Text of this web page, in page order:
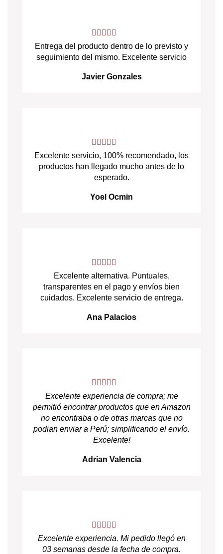
Entrega del producto dentro de lo previsto y
seguimiento del mismo. Excelente servicio
Javier Gonzales
Excelente servicio, 100% recomendado, los
productos han llegado mucho antes de lo
esperado.
Yoel Ocmin
Excelente alternativa. Puntuales,
transparentes en el pago y envíos bien
cuidados. Excelente servicio de entrega.
Ana Palacios
Excelente experiencia de compra; me
permitió encontrar productos que en Amazon
no encontraba o de otras marcas que no
podian enviar a Perú; simplificando el envío.
Excelente!
Adrian Valencia
Excelente experiencia. Mi pedido llegó en
03 semanas desde la fecha de compra.